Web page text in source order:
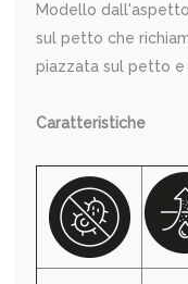
Modello
sul petto che
piazzata sul petto
Caratteristiche